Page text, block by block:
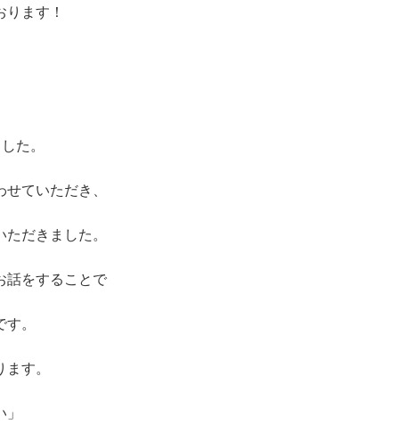
ます！
た。
ていただき、
だきました。
話をすることで
。
す。